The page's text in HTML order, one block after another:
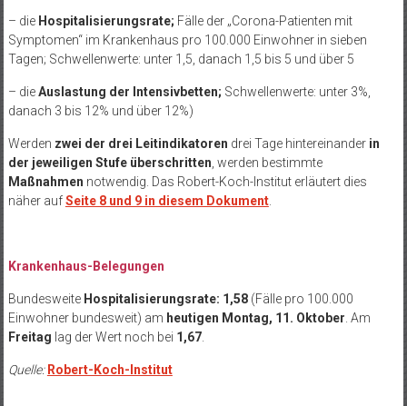
– die Hospitalisierungsrate; Fälle der „Corona-Patienten mit
Symptomen“ im Krankenhaus pro 100.000 Einwohner in sieben
Tagen; Schwellenwerte: unter 1,5, danach 1,5 bis 5 und über 5
– dieAuslastung der Intensivbetten; Schwellenwerte: unter 3%,
danach 3 bis 12% und über 12%)
Werden zwei der drei Leitindikatoren drei Tage hintereinander in
der jeweiligen Stufe überschritten , werden bestimmte
Maßnahmen notwendig. Das Robert-Koch-Institut erläutert dies
näher aufSeite 8 und 9 in diesem Dokument.
Krankenhaus-Belegungen
Bundesweite Hospitalisierungsrate: 1,58 (Fälle pro 100.000
Einwohner bundesweit) am heutigen Montag, 11. Oktober . Am
Freitag lag der Wert noch bei 1,67.
Quelle:Robert-Koch-Institut